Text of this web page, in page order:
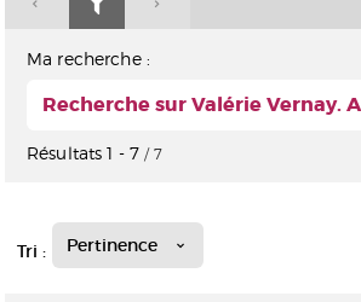
Ma recherche :
Recherche sur Valérie Vernay.
Résultats1 - 7 / 7
Tri : Pertinence